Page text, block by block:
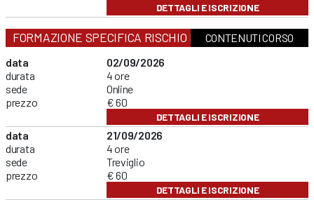
DETTAGLI E ISCRIZIONE
FORMAZIONE SPECIFICA RISCHIO BASSOCONTENUTI CORSO
data
durata
sede
prezzo
02/09/2026
4 ore
Online
€ 60
DETTAGLI E ISCRIZIONE
data
durata
sede
prezzo
21/09/2026
4 ore
Treviglio
€ 60
DETTAGLI E ISCRIZIONE